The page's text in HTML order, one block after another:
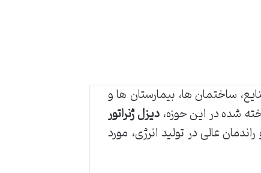
ساختمان ها، بیمارستان ها و
شده در این حوزه،دیزل ژنراتور
عالی در تولید انرژی، مورد